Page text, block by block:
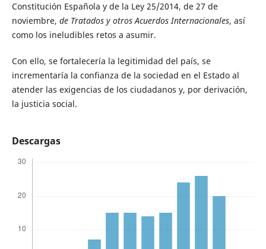
Constitución Española y de la Ley 25/2014, de 27 de
noviembre, de Tratados y otros Acuerdos Internacionales, así
como los ineludibles retos a asumir.
Con ello, se fortalecería la legitimidad del país, se
incrementaría la confianza de la sociedad en el Estado al
atender las exigencias de los ciudadanos y, por derivación,
la justicia social.
Descargas